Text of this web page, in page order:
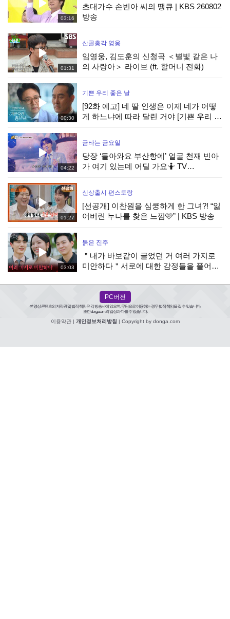
03:16
초대가수 손빈아 씨의 땡큐 | KBS 260802
방송
01:31
산골총각 영웅
임영웅, 김도훈의 신청곡 ＜별빛 같은 나
의 사랑아＞ 라이브 (ft. 할머니 전화)
00:30
기쁜 우리 좋은 날
[92화 예고] 네 딸 인생은 이제 네가 어떻
게 하느냐에 따라 달린 거야 [기쁜 우리 좋
04:22
금타는 금요일
당장 ‘돌아와요 부산항에’ 얼굴 천재 빈아
가 여기 있는데 어딜 가요🤷‍️ TV
01:27
신상출시 편스토랑
[선공개] 이찬원을 심쿵하게 한 그녀?! “잃
어버린 누나를 찾은 느낌🩷” | KBS 방송
03:03
붉은 진주
＂내가 바보같이 굴었던 거 여러 가지로
미안하다＂서로에 대한 감정들을 풀어가
260805 방송
PC버전
본 영상 콘텐츠의 저작권 및 법적 책임은 각 방송사에 있으며, 무단으로 이용하는 경우 법적 책임을 질 수 있습니다.
또한 donga.com의 입장과 다를 수 있습니다.
이용약관| 개인정보처리방침 | Copyright by donga.com